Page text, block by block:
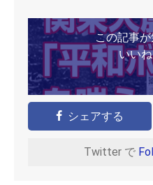
この記事
いい
シェアする
Twitter で